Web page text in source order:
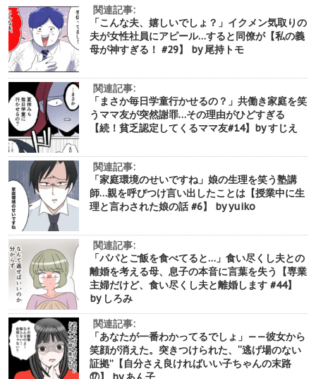
関連記事:
「こんな夫、嬉しいでしょ？」イクメン気取りの
夫が女性社員にアピール…すると同僚が【私の義
母が神すぎる！ #29】 by 尾持トモ
関連記事:
「まさか毎日学童行かせるの？」共働き家庭を笑
うママ友が突然謝罪…その理由がひどすぎる
【続！貧乏認定してくるママ友#14】by すじえ
関連記事:
「家庭環境のせいですね」娘の生理を笑う塾講
師…親を呼びつけ言い出したことは【授業中に生
理と言わされた娘の話 #6】 by yuiko
関連記事:
「パパとご飯を食べてると…」食い尽くし夫との
離婚を考える母、息子の本音に言葉を失う【専業
主婦だけど、食い尽くし夫と離婚します #44】
by しろみ
関連記事:
「あなたが一番わかってるでしょ」——彼女から
笑顔が消えた。突きつけられた、“逃げ場のない
証拠”【自分さえ良ければいい子ちゃんの末路